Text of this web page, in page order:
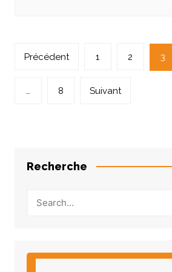
Navigation
articles
Précédent 1 2 3
… 8 Suivant
Recherche